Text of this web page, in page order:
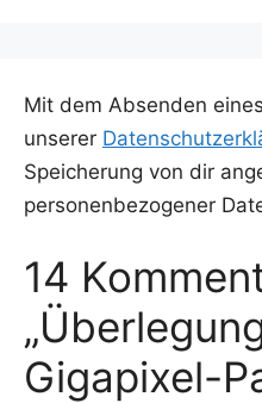
Mit dem Absenden
unserer
Speicherung von dir
personenbezogener
14
Gigapixel-